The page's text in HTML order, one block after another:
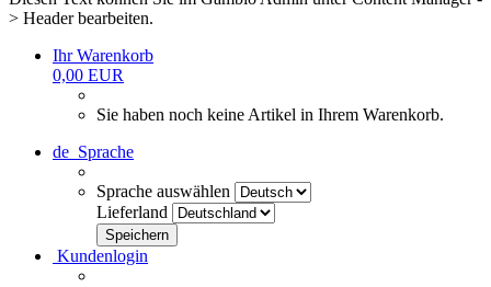
> Header bearbeiten.
Ihr Warenkorb
0,00 EUR
Sie haben noch keine Artikel in Ihrem Warenkorb.
de Sprache
Sprache auswählen
Lieferland
Kundenlogin